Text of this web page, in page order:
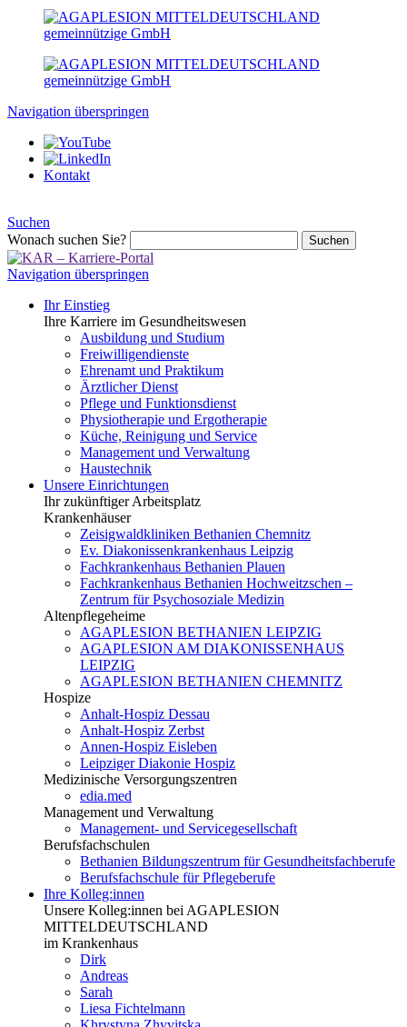
Navigation überspringen
Kontakt
Suchen
Wonach suchen Sie?
Suchen
Navigation überspringen
Ihr Einstieg
Ihre Karriere im Gesundheitswesen
Ausbildung und Studium
Freiwilligendienste
Ehrenamt und Praktikum
Ärztlicher Dienst
Pflege und Funktionsdienst
Physiotherapie und Ergotherapie
Küche, Reinigung und Service
Management und Verwaltung
Haustechnik
Unsere Einrichtungen
Ihr zukünftiger Arbeitsplatz
Krankenhäuser
Zeisigwaldkliniken Bethanien Chemnitz
Ev. Diakonissenkrankenhaus Leipzig
Fachkrankenhaus Bethanien Plauen
Fachkrankenhaus Bethanien Hochweitzschen –
Zentrum für Psychosoziale Medizin
Altenpflegeheime
AGAPLESION BETHANIEN LEIPZIG
AGAPLESION AM DIAKONISSENHAUS
LEIPZIG
AGAPLESION BETHANIEN CHEMNITZ
Hospize
Anhalt-Hospiz Dessau
Anhalt-Hospiz Zerbst
Annen-Hospiz Eisleben
Leipziger Diakonie Hospiz
Medizinische Versorgungszentren
edia.med
Management und Verwaltung
Management- und Servicegesellschaft
Berufsfachschulen
Bethanien Bildungszentrum für Gesundheitsfachberufe
Berufsfachschule für Pflegeberufe
Ihre Kolleg:innen
Unsere Kolleg:innen bei AGAPLESION
MITTELDEUTSCHLAND
im Krankenhaus
Dirk
Andreas
Sarah
Liesa Fichtelmann